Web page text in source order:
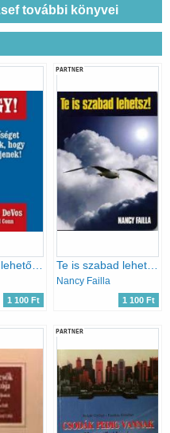
további könyvei
1 100 Ft
PARTNER
Te is szabad lehetsz!
Nancy Failla
1 100 Ft
PARTNER